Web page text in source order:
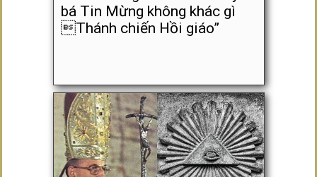
bá Tin Mừng không khác gì
Thánh chiến Hồi giáo”